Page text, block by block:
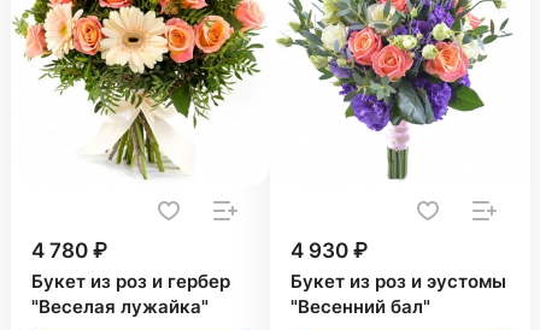
4 780 ₽
Букет из роз и гербер
"Веселая лужайка"
4 930 ₽
Букет из роз и эустомы
"Весенний бал"